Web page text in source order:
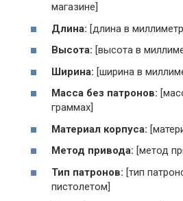
магазине]
Длина: [длина в
Высота: [высота в
Ширина: [ширина в
Масса без патронов:
граммах]
Материал корпуса:
Метод привода: [метод
Тип патронов: [тип
пистолетом]